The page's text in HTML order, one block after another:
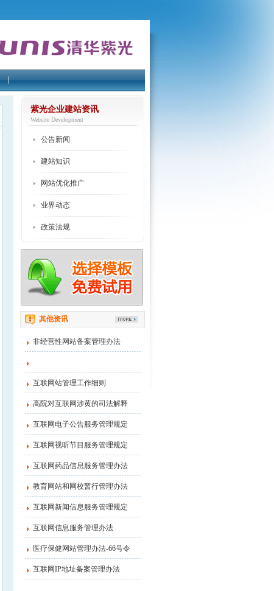
紫光企业建站资讯
Website Development
公告新闻
建站知识
网站优化推广
业界动态
政策法规
其他资讯
非经营性网站备案管理办法
互联网站管理工作细则
高院对互联网涉黄的司法解释
互联网电子公告服务管理规定
互联网视听节目服务管理规定
互联网药品信息服务管理办法
教育网站和网校暂行管理办法
互联网新闻信息服务管理规定
互联网信息服务管理办法
医疗保健网站管理办法-66号令
互联网IP地址备案管理办法